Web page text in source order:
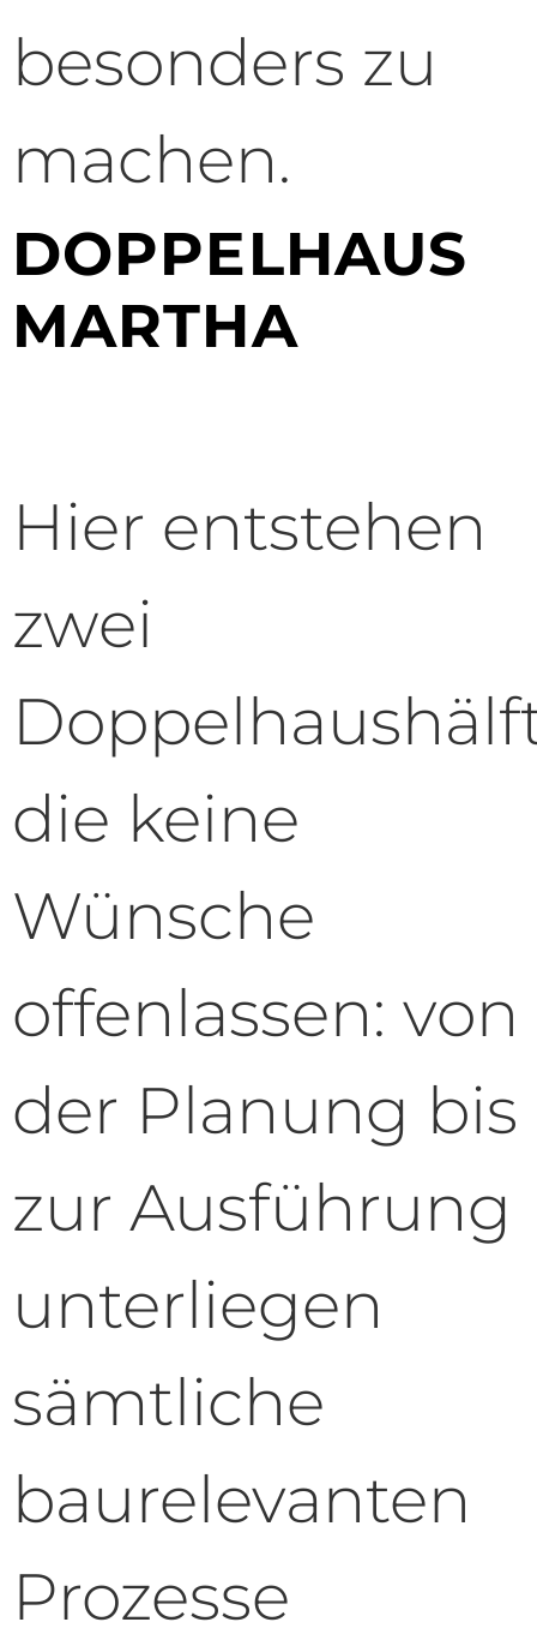
besonders zu
machen.
DOPPELHAUS
MARTHA
Hier entstehen
zwei
die keine
Wünsche
offenlassen: von
der Planung bis
zur Ausführung
unterliegen
sämtliche
baurelevanten
Prozesse